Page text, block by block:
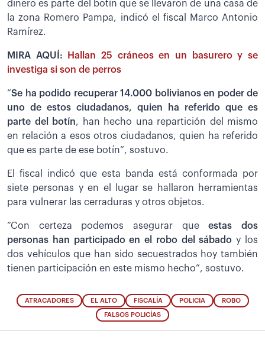
dinero es parte del botín que se llevaron de una casa de
la zona Romero Pampa, indicó el fiscal Marco Antonio
Ramírez.
MIRA AQUÍ:
Hallan 25 cráneos en un basurero y se
investiga si son de perros
“Se ha podido recuperar 14.000 bolivianos en poder de
uno de estos ciudadanos, quien ha referido que es
parte del botín, han hecho una repartición del mismo
en relación a esos otros ciudadanos, quien ha referido
que es parte de ese botín”, sostuvo.
El fiscal indicó que esta banda está conformada por
siete personas y en el lugar se hallaron herramientas
para vulnerar las cerraduras y otros objetos.
“Con certeza podemos asegurar queestas dos
personas han participado en el robo del sábadoy los
dos vehículos que han sido secuestrados hoy también
tienen participación en este mismo hecho”, sostuvo.
ATRACADORES EL ALTO FISCALÍA POLICIA ROBO
FALSOS POLICÍAS